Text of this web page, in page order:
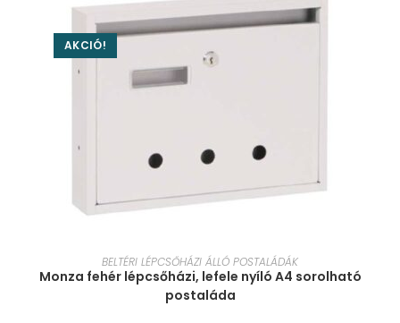
AKCIÓ!
KOSÁRBA TESZEM
BELTÉRI LÉPCSŐHÁZI ÁLLÓ POSTALÁDÁK
Monza fehér lépcsőházi, lefele nyíló A4 sorolható
postaláda